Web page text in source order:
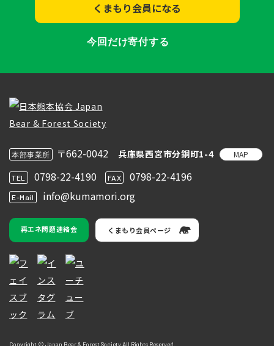
くまもり会員になる
今回だけ寄付する
本部事業所 〒662-0042 兵庫県西宮市分銅町1-4 MAP
TEL 0798-22-4190 FAX 0798-22-4196
E-Mail info@kumamori.org
再エネ問題連絡会 くまもり会員ページ
Copyright © Japan Bear & Forest Society All Rights Reserved.